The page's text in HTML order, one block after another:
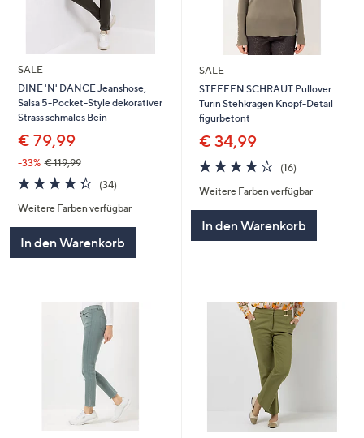
SALE
DINE 'N' DANCE Jeanshose,
Salsa 5-Pocket-Style dekorativer
Strass schmales Bein
€ 79,99
-33% € 119,99
4.3
von
5
(34)
Weitere Farben verfügbar
In den Warenkorb
SALE
STEFFEN SCHRAUT Pullover
Turin Stehkragen Knopf-Detail
figurbetont
€ 34,99
4.2
von
5
(16)
Weitere Farben verfügbar
In den Warenkorb